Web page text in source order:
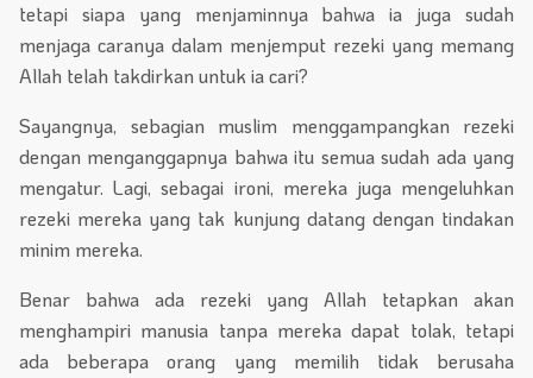
tetapi siapa yang menjaminnya bahwa ia juga sudah
menjaga caranya dalam menjemput rezeki yang memang
Allah telah takdirkan untuk ia cari?
Sayangnya, sebagian muslim menggampangkan rezeki
dengan menganggapnya bahwa itu semua sudah ada yang
mengatur. Lagi, sebagai ironi, mereka juga mengeluhkan
rezeki mereka yang tak kunjung datang dengan tindakan
minim mereka.
Benar bahwa ada rezeki yang Allah tetapkan akan
menghampiri manusia tanpa mereka dapat tolak, tetapi
ada beberapa orang yang memilih tidak berusaha